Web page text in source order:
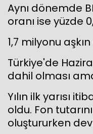
Aynı dönemde
oranı ise yüzde
1,7 milyonu
Türkiye'de
dahil olması
Yılın ilk yarısı
oldu. Fon
oluştururken